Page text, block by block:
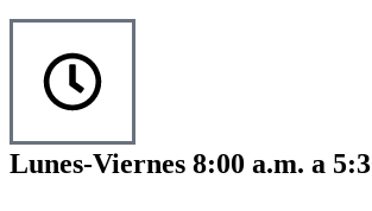
Lunes-Viernes 8:00 a.m. a